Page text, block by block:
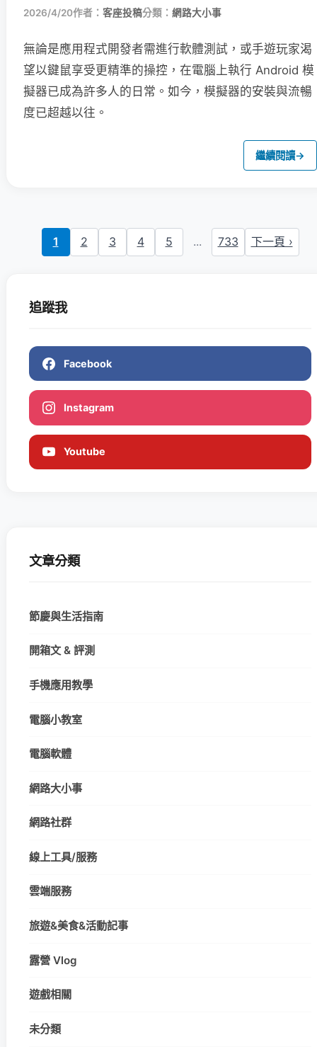
2026/4/20作者： 客座投稿分類： 網路大小事
無論是應用程式開發者需進行軟體測試，或手遊玩家渴
望以鍵鼠享受更精準的操控，在電腦上執行 Android 模
擬器已成為許多人的日常。如今，模擬器的安裝與流暢
度已超越以往。
繼續閱讀→
1 2 3 4 5 ... 733 下一頁 ›
追蹤我
Facebook
Instagram
Youtube
文章分類
節慶與生活指南
開箱文 & 評測
手機應用教學
電腦小教室
電腦軟體
網路大小事
網路社群
線上工具/服務
雲端服務
旅遊&美食&活動記事
露營 Vlog
遊戲相關
未分類